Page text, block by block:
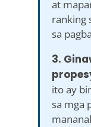
at
ranking
sa
3.
ito ay
sa mga